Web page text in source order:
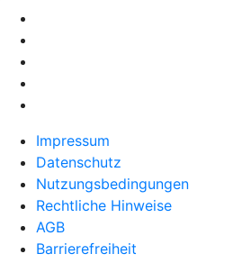
Impressum
Datenschutz
Nutzungsbedingungen
Rechtliche Hinweise
AGB
Barrierefreiheit